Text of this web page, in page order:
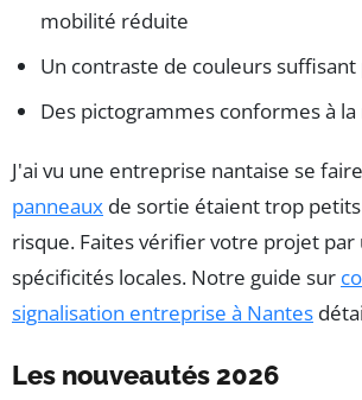
mobilité réduite
Un contraste de couleurs
Des pictogrammes conformes à
J'ai vu une entreprise nantaise se
panneaux de sortie étaient trop
risque. Faites vérifier votre projet
spécificités locales. Notre guide sur
signalisation entreprise à Nantes
Les nouveautés 2026